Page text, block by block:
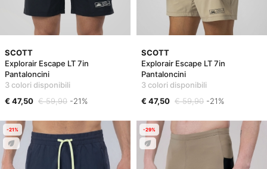
SCOTT
Explorair Escape LT 7in
Pantaloncini
3 colori disponibili
€ 47,50 € 59,90 -21%
SCOTT
Explorair Escape LT 7in
Pantaloncini
3 colori disponibili
€ 47,50 € 59,90 -21%
-21% -29%